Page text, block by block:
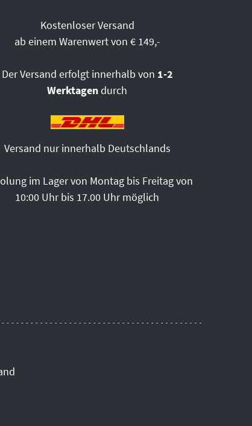
Kostenloser Versand
ab einem Warenwert von € 149,-
Der Versand erfolgt innerhalb von 1-2
Werktagendurch
Versand nur innerhalb Deutschlands
im Lager von Montag bis Freitag von
10:00 Uhr bis 17.00 Uhr möglich